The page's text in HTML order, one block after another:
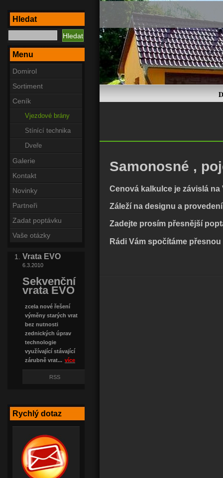
Hledat
Menu
Domirol
Sortiment
Ceník
Vjezdové brány
Stínící technika
Dveře
Galerie
Kontakt
Novinky
Partneři
Zadat poptávku
Vaše otázky
Vrata EVO
6.3.2010
Sekvenční
vrata EVO
zcela nové řešení
výměny starých vrat
bez nutnosti
zednických úprav
technologie
využívající stávající
zárubně vrat... více
RSS
Rychlý dotaz
Samonosné ,
Cenová kalkulce je závislá
Záleží na designu a
Zadejte prosím přesnější
Rádi Vám spočítáme